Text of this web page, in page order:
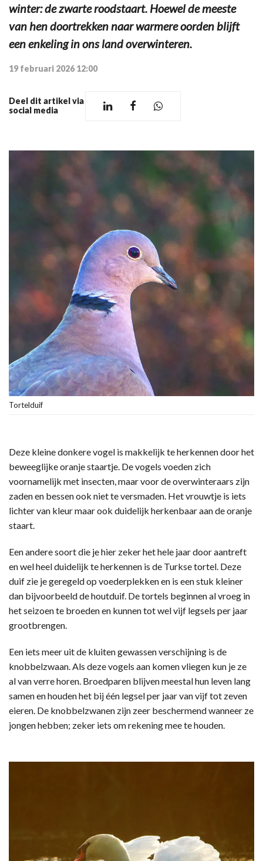
winter: de zwarte roodstaart. Hoewel de meeste
van hen doortrekken naar warmere oorden blijft
een enkeling in ons land overwinteren.
19 februari 2026 12:00
Deel dit artikel via
social media
Tortelduif
Deze kleine donkere vogel is makkelijk te herkennen door het
beweeglijke oranje staartje. De vogels voeden zich
voornamelijk met insecten, maar voor de overwinteraars zijn
zaden en bessen ook niet te versmaden. Het vrouwtje is iets
lichter van kleur maar ook duidelijk herkenbaar aan de oranje
staart.
Een andere soort die je hier zeker het hele jaar door aantreft
en wel heel duidelijk te herkennen is de Turkse tortel. Deze
duif zie je geregeld op voederplekken en is een stuk kleiner
dan bijvoorbeeld de houtduif. De tortels beginnen al vroeg in
het seizoen te broeden en kunnen tot wel vijf legsels per jaar
grootbrengen.
Een iets meer uit de kluiten gewassen verschijning is de
knobbelzwaan. Als deze vogels aan komen vliegen kun je ze
al van verre horen. Broedparen blijven meestal hun leven lang
samen en houden het bij één legsel per jaar van vijf tot zeven
eieren. De knobbelzwanen zijn zeer beschermend wanneer ze
jongen hebben; zeker iets om rekening mee te houden.